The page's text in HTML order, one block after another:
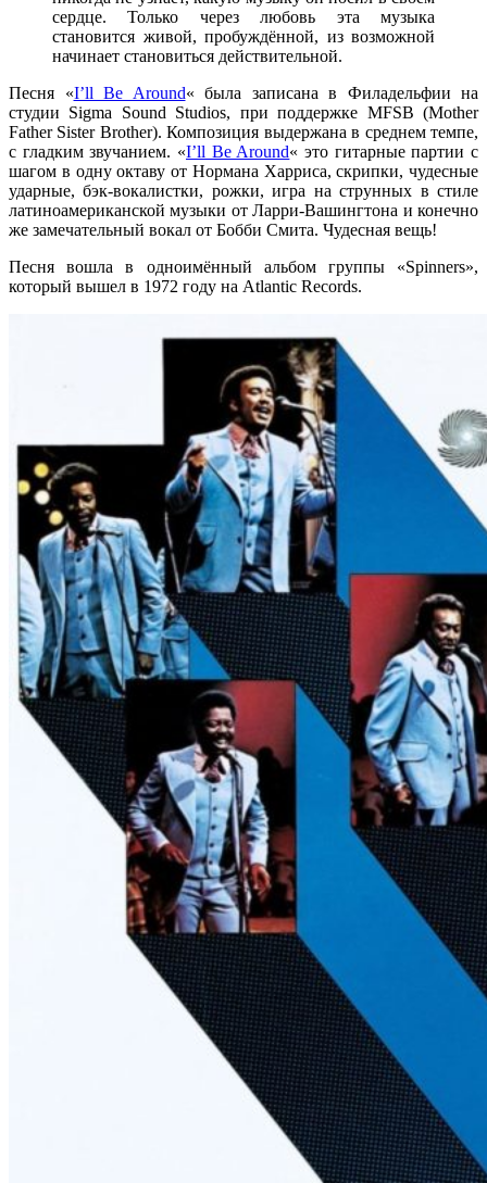
сердце. Только через любовь эта музыка
становится живой, пробуждённой, из возможной
начинает становиться действительной.
Песня «I’ll Be Around« была записана в Филадельфии на
студии Sigma Sound Studios, при поддержке MFSB (Mother
Father Sister Brother). Композиция выдержана в среднем темпе,
с гладким звучанием. «I’ll Be Around« это гитарные партии с
шагом в одну октаву от Нормана Харриса, скрипки, чудесные
ударные, бэк-вокалистки, рожки, игра на струнных в стиле
латиноамериканской музыки отЛарри-Вашингтона и конечно
же замечательный вокал от Бобби Смита. Чудесная вещь!
Песня вошла в одноимённый альбом группы «Spinners»,
который вышел в 1972 году на Atlantic Records.